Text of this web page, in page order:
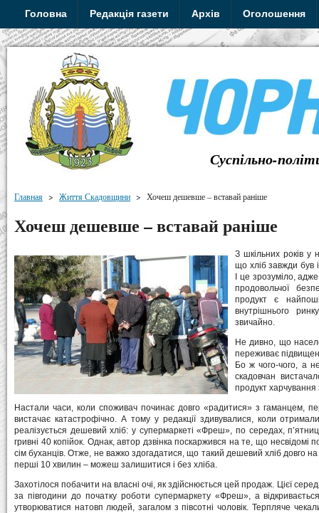
Головна Редакція газети Архів Оголошення
Суспільно-
Главная > Життя Скадовщини > Хочеш дешевше – вставай раніше
Хочеш дешевше – вставай раніше
З шкільних років у
що хліб завжди був
І це зрозуміло,
продовольчої
продукт є
внутрішнього
звичайно.
Не дивно, що
переживає
Бо ж чого-чого, а
скадовчан
продукт
Настали часи, коли споживач починає довго «радитися» з гаманцем,
вистачає катастрофічно. А тому у редакції здивувалися, коли
реалізується дешевий хліб: у супермаркеті «Фреш», по середах,
гривні 40 копійок. Однак, автор дзвінка поскаржився на те, що несвідомі
сім буханців. Отже, не важко здогадатися, що такий дешевий хліб довго
перші 10 хвилин – можеш залишитися і без хліба.
Захотілося побачити на власні очі, як здійснюється цей продаж. Цієї
за півгодини до початку роботи супермаркету «Фреш», а
утворюватися натовп людей, загалом з півсотні чоловік. Терпляче